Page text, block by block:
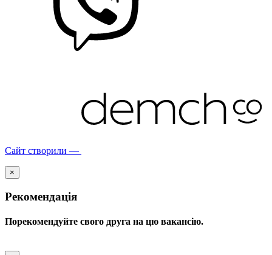
Сайт створили —
×
Рекомендація
Порекомендуйте свого друга на цю вакансію.